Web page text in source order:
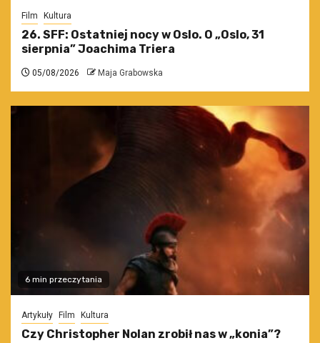
Film Kultura
26. SFF: Ostatniej nocy w Oslo. O „Oslo, 31
sierpnia” Joachima Triera
05/08/2026 Maja Grabowska
6 min przeczytania
Artykuły Film Kultura
Czy Christopher Nolan zrobił nas w „konia”?